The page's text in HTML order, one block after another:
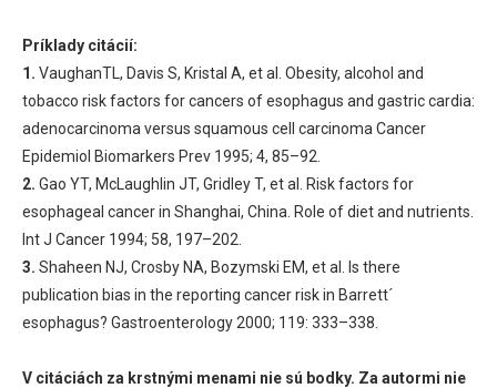
Príklady citácií:
1. VaughanTL, Davis S, Kristal A, et al. Obesity, alcohol and
tobacco risk factors for cancers of esophagus and gastric cardia:
adenocarcinoma versus squamous cell carcinoma Cancer
Epidemiol Biomarkers Prev 1995; 4, 85–92.
2. Gao YT, McLaughlin JT, Gridley T, et al. Risk factors for
esophageal cancer in Shanghai, China. Role of diet and nutrients.
Int J Cancer 1994; 58, 197–202.
3. Shaheen NJ, Crosby NA, Bozymski EM, et al. Is there
publication bias in the reporting cancer risk in Barrett´
esophagus? Gastroenterology 2000; 119: 333–338.
V citáciách za krstnými menami nie sú bodky. Za autormi nie